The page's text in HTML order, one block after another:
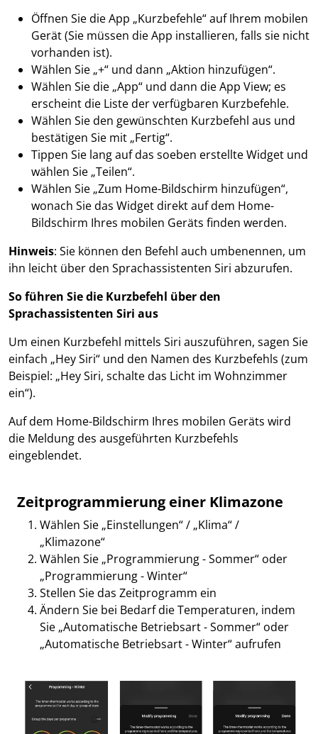
Öffnen Sie die App „Kurzbefehle“ auf Ihrem mobilen
Gerät (Sie müssen die App installieren, falls sie nicht
vorhanden ist).
Wählen Sie „+“ und dann „Aktion hinzufügen“.
Wählen Sie die „App“ und dann die App View; es
erscheint die Liste der verfügbaren Kurzbefehle.
Wählen Sie den gewünschten Kurzbefehl aus und
bestätigen Sie mit „Fertig“.
Tippen Sie lang auf das soeben erstellte Widget und
wählen Sie „Teilen“.
Wählen Sie „Zum Home-Bildschirm hinzufügen“,
wonach Sie das Widget direkt auf dem Home-
Bildschirm Ihres mobilen Geräts finden werden.
Hinweis: Sie können den Befehl auch umbenennen, um
ihn leicht über den Sprachassistenten Siri abzurufen.
So führen Sie die Kurzbefehl über den
Sprachassistenten Siri aus
Um einen Kurzbefehl mittels Siri auszuführen, sagen Sie
einfach „Hey Siri“ und den Namen des Kurzbefehls (zum
Beispiel: „Hey Siri, schalte das Licht im Wohnzimmer
ein“).
Auf dem Home-Bildschirm Ihres mobilen Geräts wird
die Meldung des ausgeführten Kurzbefehls
eingeblendet.
Zeitprogrammierung einer Klimazone
Wählen Sie „Einstellungen“ / „Klima“ /
„Klimazone“
Wählen Sie „Programmierung - Sommer“ oder
„Programmierung - Winter“
Stellen Sie das Zeitprogramm ein
Ändern Sie bei Bedarf die Temperaturen, indem
Sie „Automatische Betriebsart - Sommer“ oder
„Automatische Betriebsart - Winter“ aufrufen